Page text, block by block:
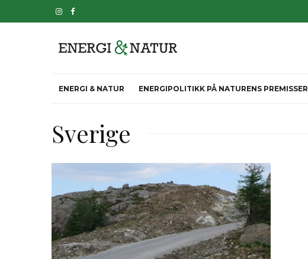
ENERGI & NATUR ENERGIPOLITIKK PÅ NATURENS PREMISSER
Sverige